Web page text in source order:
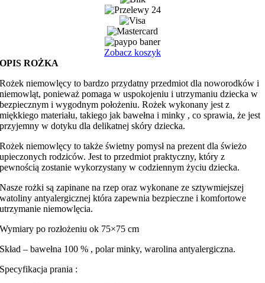
Zobacz koszyk
OPIS ROŻKA
Rożek niemowlęcy to bardzo przydatny przedmiot dla noworodków i
niemowląt, ponieważ pomaga w uspokojeniu i utrzymaniu dziecka w
bezpiecznym i wygodnym położeniu. Rożek wykonany jest z
miękkiego materiału, takiego jak bawełna i minky , co sprawia, że jest
przyjemny w dotyku dla delikatnej skóry dziecka.
Rożek niemowlęcy to także świetny pomysł na prezent dla świeżo
upieczonych rodziców. Jest to przedmiot praktyczny, który z
pewnością zostanie wykorzystany w codziennym życiu dziecka.
Nasze rożki są zapinane na rzep oraz wykonane ze sztywmiejszej
watoliny antyalergicznej która zapewnia bezpieczne i komfortowe
utrzymanie niemowlęcia.
Wymiary po rozłożeniu ok 75×75 cm
Skład – bawełna 100 % , polar minky, warolina antyalergiczna.
Specyfikacja prania :